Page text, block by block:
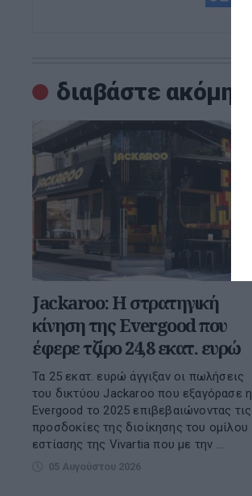
διαβάστε ακόμη
Jackaroo: Η στρατηγική
κίνηση της Evergood που
έφερε τζίρο 24,8 εκατ. ευρώ
Τα 25 εκατ. ευρώ άγγιξαν οι πωλήσεις
του δικτύου Jackaroo που εξαγόρασε η
Evergood το 2025 επιβεβαιώνοντας τις
προσδοκίες της διοίκησης του ομίλου
εστίασης της Vivartia που με την ...
05 Αυγούστου 2026